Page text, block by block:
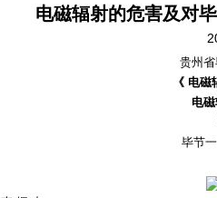
电磁辐射的危害及对
贵州
《 电磁
电
毕节